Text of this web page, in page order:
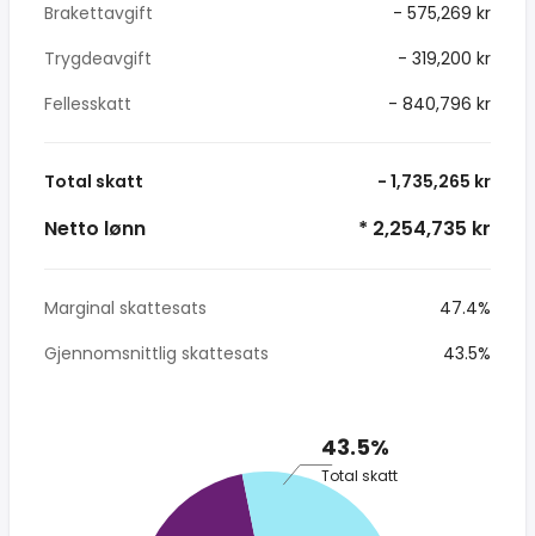
Brakettavgift
- 575,269 kr
Trygdeavgift
- 319,200 kr
Fellesskatt
- 840,796 kr
Total skatt - 1,735,265 kr
Netto lønn * 2,254,735 kr
Marginal skattesats
47.4%
Gjennomsnittlig skattesats
43.5%
43.5%
Total skatt